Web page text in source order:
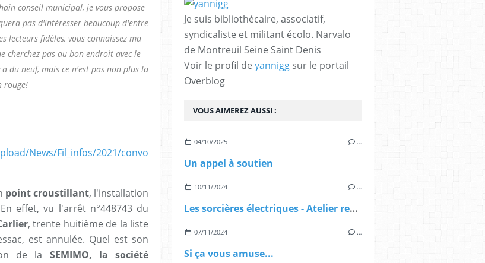
conseil municipal, je vous propose
pas d'intéresser beaucoup d'entre
lecteurs fidèles, vous connaissez ma
cherchez pas au bon endroit avec le
du neuf, mais ce n'est pas non plus la
rouge!
News/Fil_infos/2021/convo
point croustillant, l'installation
effet, vu l'arrêt n°448743 du
, trente huitième de la liste
est annulée. Quel est son
de la SEMIMO, la société
Je suis bibliothécaire, associatif,
syndicaliste et militant écolo. Narvalo
de Montreuil Seine Saint Denis
Voir le profil de yannigg sur le portail
Overblog
VOUS AIMEREZ AUSSI :
04/10/2025 …
Un appel à soutien
10/11/2024 …
Les sorcières électriques - Atelier recyclage DEEE
07/11/2024 …
Si ça vous amuse...